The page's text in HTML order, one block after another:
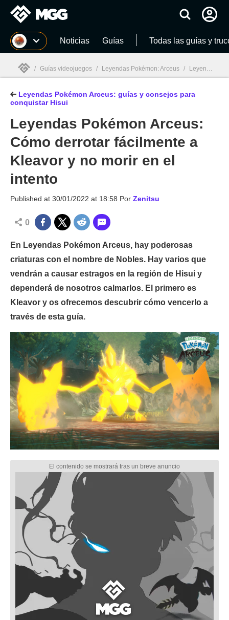
MGG Noticias Guías Todas las guías y
MGG
/ Guías videojuegos / Leyendas Pokémon: Arceus / Leyendas Pokémon Arceus: guías y consejos para conquistar Hisui
Leyendas Pokémon Arceus: guías y consejos para
conquistar Hisui
Leyendas Pokémon Arceus:
Cómo derrotar fácilmente a
Kleavor y no morir en el
intento
Published at 30/01/2022 at 18:58 Por Zenitsu
0
En Leyendas Pokémon Arceus, hay poderosas
criaturas con el nombre de Nobles. Hay varios que
vendrán a causar estragos en la región de Hisui y
dependerá de nosotros calmarlos. El primero es
Kleavor y os ofrecemos descubrir cómo vencerlo a
través de esta guía.